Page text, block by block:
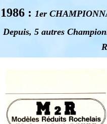
1986 : 1er
Depuis, 5 autres